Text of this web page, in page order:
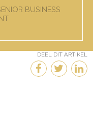
BUSINESS
DEEL DIT ARTIKEL